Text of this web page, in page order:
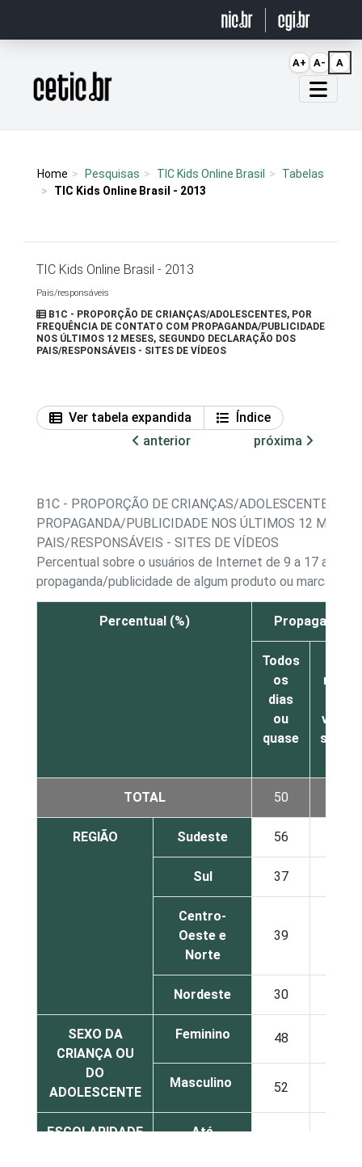
Página inicial
Home Pesquisas TIC Kids Online Brasil
Tabelas
TIC Kids Online Brasil - 2013
TIC Kids Online Brasil - 2013
Pais/responsáveis
B1C - PROPORÇÃO DE CRIANÇAS/ADOLESCENTES, POR
FREQUÊNCIA DE CONTATO COM PROPAGANDA/PUBLICIDADE
NOS ÚLTIMOS 12 MESES, SEGUNDO DECLARAÇÃO DOS
PAIS/RESPONSÁVEIS - SITES DE VÍDEOS
Ver tabela expandida
Índice
anterior
próxima
B1C - PROPORÇÃO DE CRIANÇAS/ADOLESCENTES,
PROPAGANDA/PUBLICIDADE NOS ÚLTIMOS 12
PAIS/RESPONSÁVEIS - SITES DE VÍDEOS
Percentual sobre o usuários de Internet de 9 a 17 anos
propaganda/publicidade de algum produto ou marca em
Percentual (%) Propaganda
Todos
os
dias
ou
quase
vez
TOTAL 50
REGIÃO Sudeste 56
Sul 37
Centro-
Oeste e
Norte
39
Nordeste 30
SEXO DA
CRIANÇA OU
DO
ADOLESCENTE
Feminino 48
Masculino 52
ESCOLARIDADE
Até
A+ A- A